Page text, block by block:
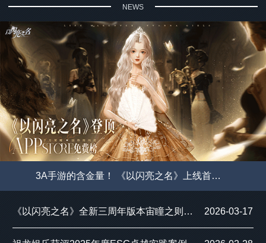
NEWS
3A手游的含金量！ 《以闪亮之名》上线首日登顶港澳台及新马地区榜单